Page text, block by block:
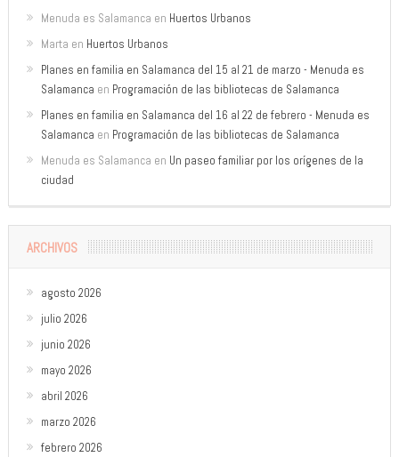
Menuda es Salamanca en Huertos Urbanos
Marta en Huertos Urbanos
Planes en familia en Salamanca del 15 al 21 de marzo - Menuda es
Salamanca en Programación de las bibliotecas de Salamanca
Planes en familia en Salamanca del 16 al 22 de febrero - Menuda es
Salamanca en Programación de las bibliotecas de Salamanca
Menuda es Salamanca en Un paseo familiar por los orígenes de la
ciudad
ARCHIVOS
agosto 2026
julio 2026
junio 2026
mayo 2026
abril 2026
marzo 2026
febrero 2026